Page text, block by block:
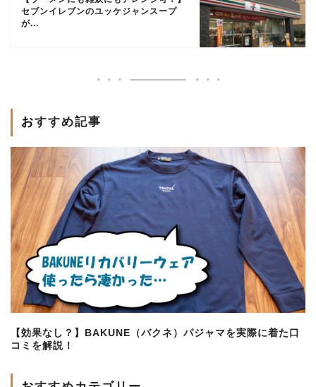
セブンイレブンのユッケジャンスープ
が...
おすすめ記事
【効果なし？】BAKUNE（バクネ）パジャマを実際に着た口
コミを解説！